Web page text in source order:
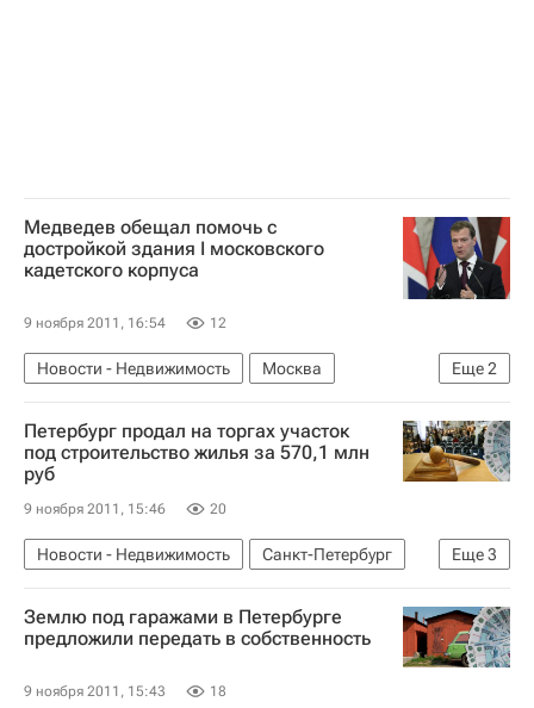
Медведев обещал помочь с
достройкой здания I московского
кадетского корпуса
9 ноября 2011, 16:54 12
Еще2
Новости - Недвижимость
Москва
Дмитрий Медведев
Россия
Петербург продал на торгах участок
под строительство жилья за 570,1 млн
руб
9 ноября 2011, 15:46 20
Еще3
Новости - Недвижимость
Санкт-Петербург
Торги
Жилье Россия
Землю под гаражами в Петербурге
предложили передать в собственность
9 ноября 2011, 15:43 18